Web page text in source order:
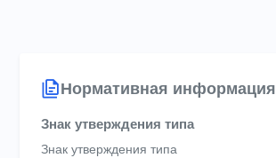
Нормативная информация
Знак утверждения типа
Знак утверждения типа